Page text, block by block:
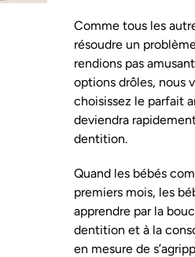
Comme tous les
résoudre un
rendions pas
options drôles, nous
choisissez le parfait
deviendra
dentition.
Quand les bébés
premiers mois, les
apprendre par la
dentition et à la
en mesure de